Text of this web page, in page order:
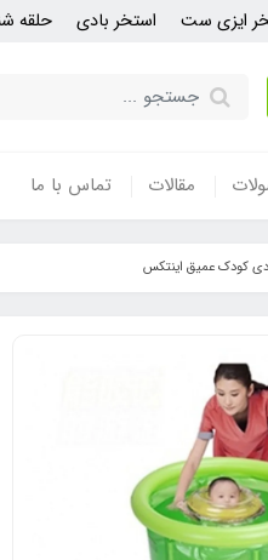
ایزی ست استخر بادی حلقه
مقالات تماس با ما
کودک عمیق اینتکس